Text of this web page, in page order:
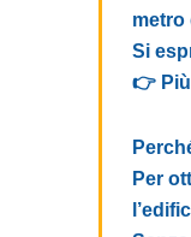
metro
Si
👉
Per